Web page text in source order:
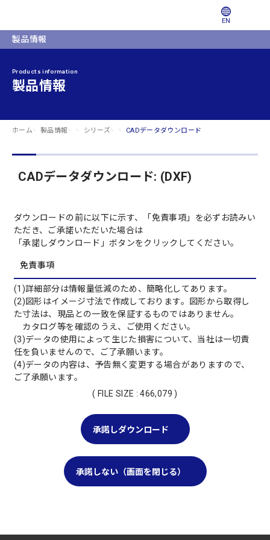
EN
製品情報
Products information
製品情報
ホーム 製品情報 シリーズ CADデータダウンロード
CADデータダウンロード: (DXF)
ダウンロードの前に以下に示す、「免責事項」を必ずお読みい
ただき、ご承諾いただいた場合は
「承諾しダウンロード」ボタンをクリックしてください。
免責事項
(1)詳細部分は情報量低減のため、簡略化してあります。
(2)図形はイメージ寸法で作成しております。図形から取得し
た寸法は、現品との一致を保証するものではありません。
カタログ等を確認のうえ、ご使用ください。
(3)データの使用によって生じた損害について、当社は一切責
任を負いませんので、ご了承願います。
(4)データの内容は、予告無く変更する場合がありますので、
ご了承願います。
( FILE SIZE : 466,079 )
承諾しダウンロード
承諾しない（画面を閉じる）